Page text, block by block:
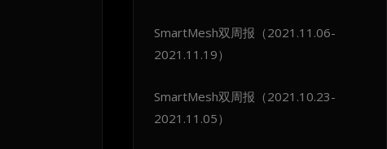
SmartMesh双周报（2021.11.06-
2021.11.19）
SmartMesh双周报（2021.10.23-
2021.11.05）